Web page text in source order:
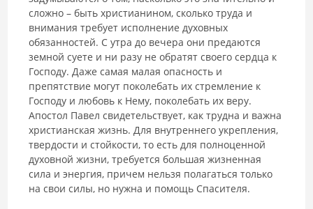
сложно – быть христианином, сколько труда и
внимания требует исполнение духовных
обязанностей. С утра до вечера они предаются
земной суете и ни разу не обратят своего сердца к
Господу. Даже самая малая опасность и
препятствие могут поколебать их стремление к
Господу и любовь к Нему, поколебать их веру.
Апостол Павел свидетельствует, как трудна и важна
христианская жизнь. Для внутреннего укрепления,
твердости и стойкости, то есть для полноценной
духовной жизни, требуется большая жизненная
сила и энергия, причем нельзя полагаться только
на свои силы, но нужна и помощь Спасителя.